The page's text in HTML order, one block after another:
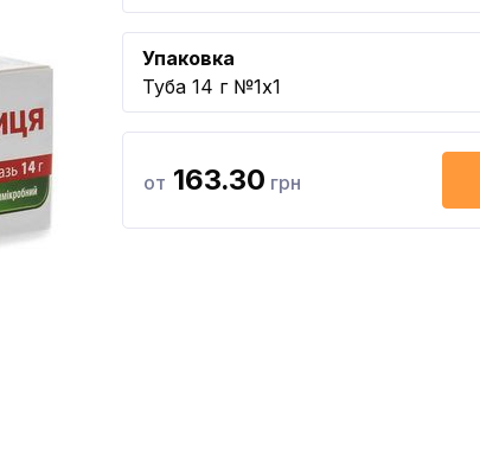
Упаковка
Туба 14 г №1x1
от 163.30 грн